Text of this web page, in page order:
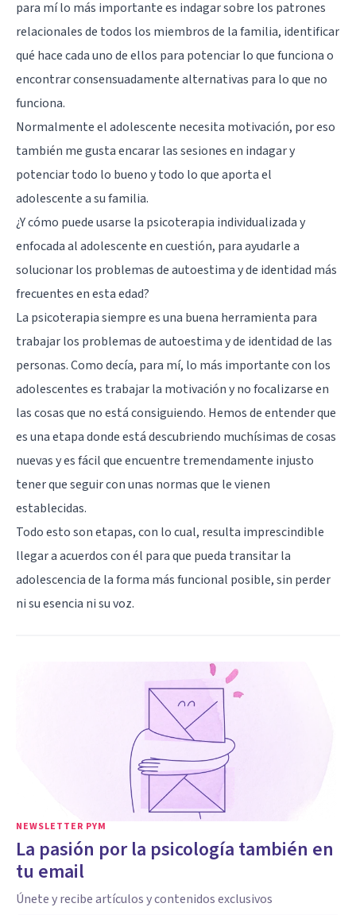
para mí lo más importante es indagar sobre los patrones
relacionales de todos los miembros de la familia, identificar
qué hace cada uno de ellos para potenciar lo que funciona o
encontrar consensuadamente alternativas para lo que no
funciona.
Normalmente el adolescente necesita motivación, por eso
también me gusta encarar las sesiones en indagar y
potenciar todo lo bueno y todo lo que aporta el
adolescente a su familia.
¿Y cómo puede usarse la psicoterapia individualizada y
enfocada al adolescente en cuestión, para ayudarle a
solucionar los problemas de autoestima y de identidad más
frecuentes en esta edad?
La psicoterapia siempre es una buena herramienta para
trabajar los problemas de autoestimay de identidad de las
personas. Como decía, para mí, lo más importante con los
adolescentes es trabajar la motivación y no focalizarse en
las cosas que no está consiguiendo. Hemos de entender que
es una etapa donde está descubriendo muchísimas de cosas
nuevas y es fácil que encuentre tremendamente injusto
tener que seguir con unas normas que le vienen
establecidas.
Todo esto son etapas, con lo cual, resulta imprescindible
llegar a acuerdos con él para que pueda transitar la
adolescencia de la forma más funcional posible, sin perder
ni su esencia ni su voz.
NEWSLETTER PYM
La pasión por la psicología también en
tu email
Únete y recibe artículos y contenidos exclusivos